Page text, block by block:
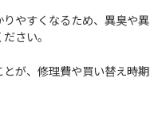
やすくなるため、異臭や異
さい。
が、修理費や買い替え時期